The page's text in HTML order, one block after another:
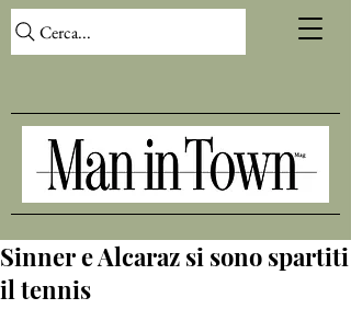
Cerca...
Sinner e Alcaraz si sono spartiti
il tennis